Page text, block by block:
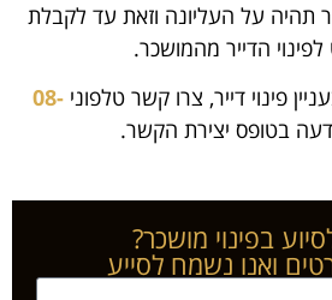
תהיה על העליונה וזאת עד לקבלת
הדייר מהמושכר.
פינוי דייר, צרו קשר טלפוני 08-
בטופס יצירת הקשר.
בפינוי מושכר?
ואנו נשמח לסייע